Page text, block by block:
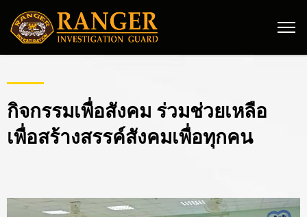
กิจกรรมเพื่อสังคม ร่วมช่วยเหลือ
เพื่อสร้างสรรค์สังคมเพื่อทุกคน